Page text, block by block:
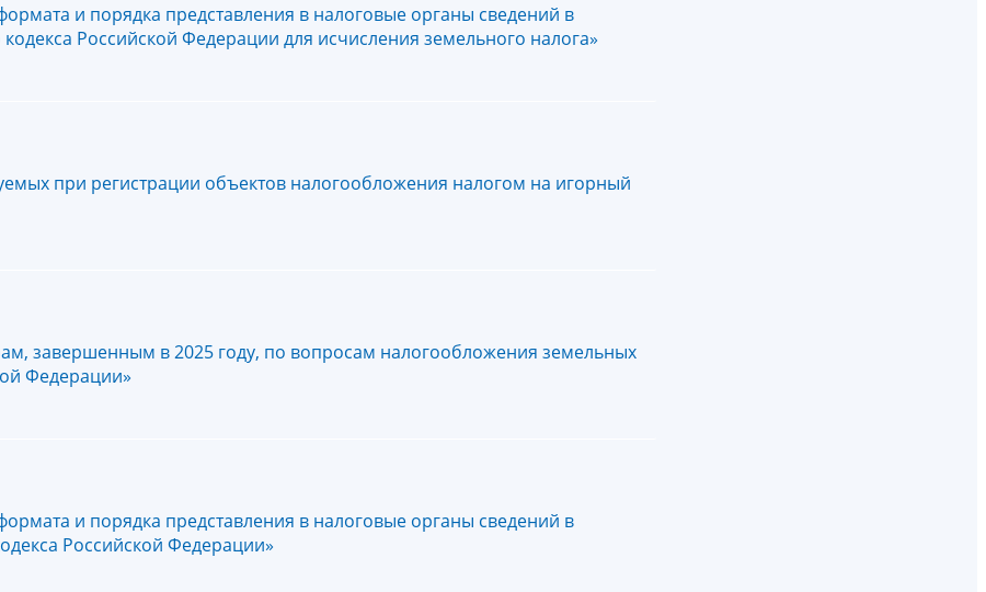
и порядка представления в налоговые органы сведений в
кодекса Российской Федерации для исчисления земельного налога»
при регистрации объектов налогообложения налогом на игорный
завершенным в 2025 году, по вопросам налогообложения земельных
Федерации»
и порядка представления в налоговые органы сведений в
Российской Федерации»